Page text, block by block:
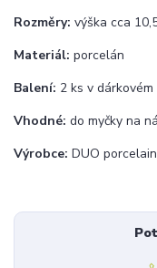
Rozměry: výška cca
Materiál: porcelán
Balení: 2 ks v
Vhodné: do myčky na
Výrobce: DUO porcelain